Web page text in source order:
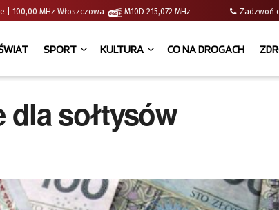
| 100,00 MHz Włoszczowa M10D 215,072 MHz
SPORT KULTURA CO NA DROGACH
dla sołtysów